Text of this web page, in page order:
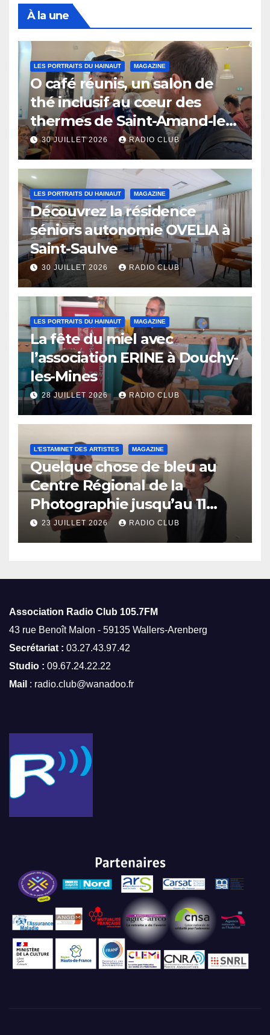
À la une
LES PORTRAITS DU HAINAUT MAGAZINE
O café réunis, un salon de
thé inclusif au cœur des
thermes de Saint-Amand-les-
Eaux
30 JUILLET 2026 RADIO CLUB
LES PORTRAITS DU HAINAUT MAGAZINE
Découvrez la résidence
séniors autonomie OVELIA à
Saint-Saulve
30 JUILLET 2026 RADIO CLUB
LES PORTRAITS DU HAINAUT MAGAZINE
La fête du miel avec
l’association ERINE à Douchy-
les-Mines
28 JUILLET 2026 RADIO CLUB
L'ESTAMINET DES ARTISTES MAGAZINE
Quelque chose de bleu au
Centre Régional de la
Photographie jusqu’au 11
octobre
23 JUILLET 2026 RADIO CLUB
Association Radio Club 105.7FM
43 rue Benoît Malon - 59135 Wallers-Arenberg
Secrétariat : 03.27.43.97.42
Studio : 09.67.24.22.22
Mail : radio.club@wanadoo.fr